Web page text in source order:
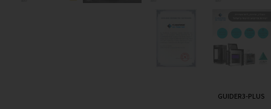
GUIDER3-PLUS